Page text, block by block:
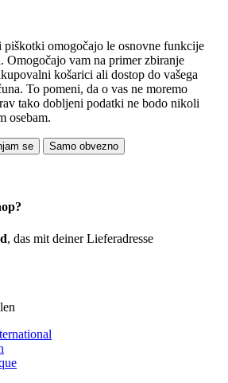
piškotki omogočajo le osnovne funkcije
Omogočajo vam na primer zbiranje
košarici ali dostop do vašega
To pomeni, da o vas ne moremo
tako dobljeni podatki ne bodo nikoli
osebam.
se Samo obvezno
, das mit deiner Lieferadresse